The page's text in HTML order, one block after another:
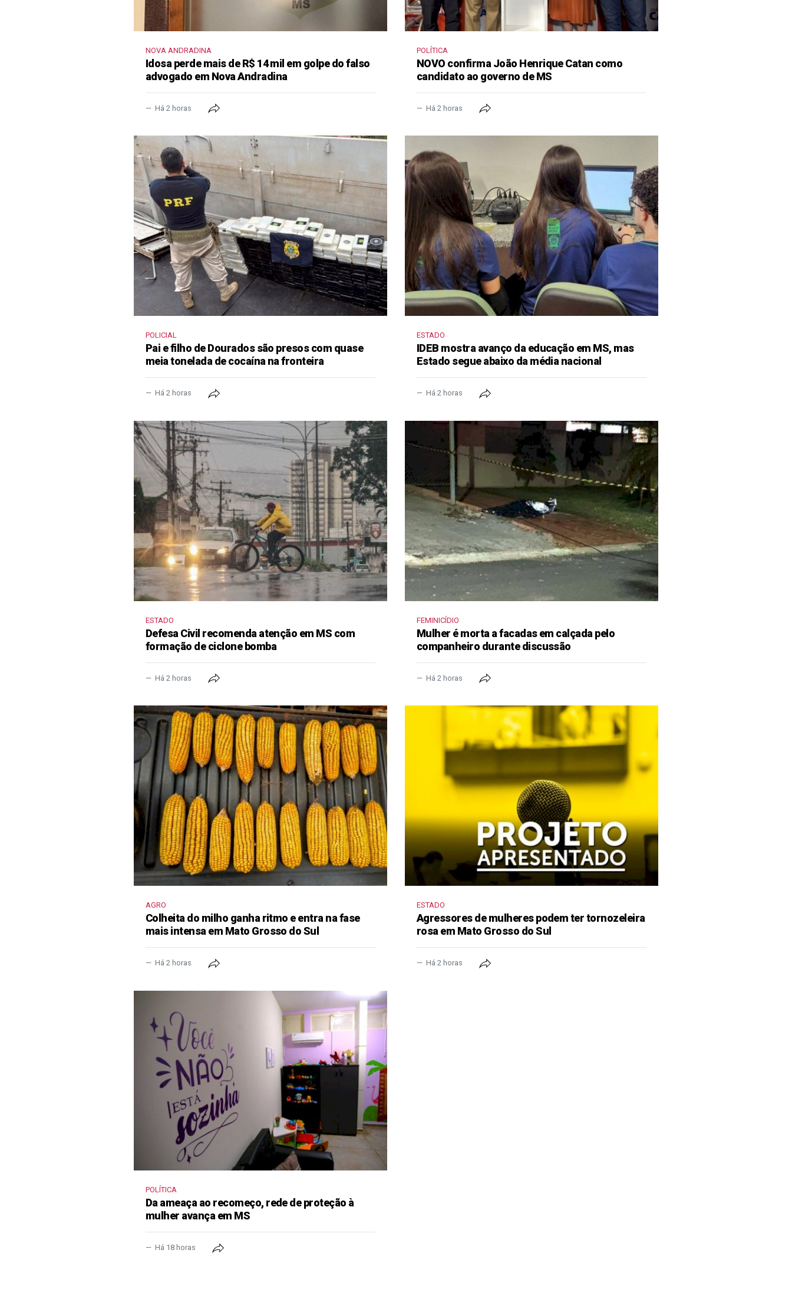
NOVA ANDRADINA
Idosa perde mais de R$ 14 mil em golpe do falso
advogado em Nova Andradina
Há 2 horas
POLÍTICA
NOVO confirma João Henrique Catan como
candidato ao governo de MS
Há 2 horas
POLICIAL
Pai e filho de Dourados são presos com quase
meia tonelada de cocaína na fronteira
Há 2 horas
ESTADO
IDEB mostra avanço da educação em MS, mas
Estado segue abaixo da média nacional
Há 2 horas
ESTADO
Defesa Civil recomenda atenção em MS com
formação de ciclone bomba
Há 2 horas
FEMINICÍDIO
Mulher é morta a facadas em calçada pelo
companheiro durante discussão
Há 2 horas
AGRO
Colheita do milho ganha ritmo e entra na fase
mais intensa em Mato Grosso do Sul
Há 2 horas
ESTADO
Agressores de mulheres podem ter tornozeleira
rosa em Mato Grosso do Sul
Há 2 horas
POLÍTICA
Da ameaça ao recomeço, rede de proteção à
mulher avança em MS
Há 18 horas